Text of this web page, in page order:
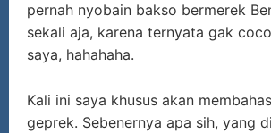
pernah nyobain bakso bermerek
sekali aja, karena ternyata gak
saya, hahahaha.
Kali ini saya khusus akan
geprek. Sebenernya apa sih, yang